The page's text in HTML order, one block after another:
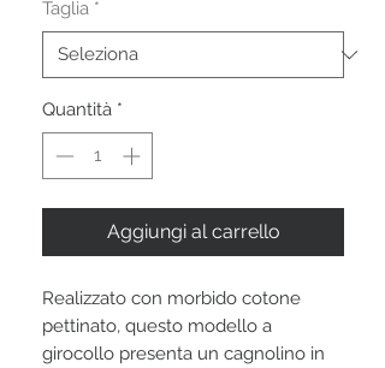
Taglia *
Quantità *
Aggiungi al carrello
Realizzato con morbido cotone
pettinato, questo modello a
girocollo presenta un cagnolino in